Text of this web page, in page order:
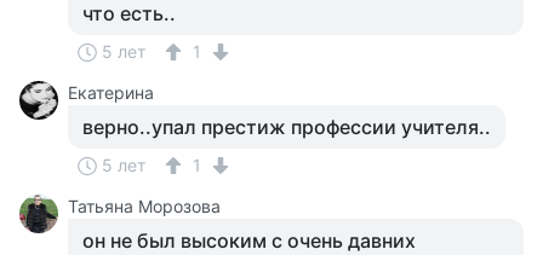
что есть..
5 лет
1
Екатерина
верно..упал престиж профессии учителя..
5 лет
1
Татьяна Морозова
он не был высоким с очень давних